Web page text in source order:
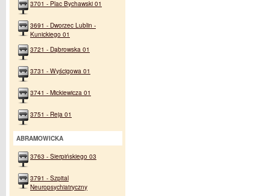
3701 - Plac Bychawski 01
3691 - Dworzec Lublin -
Kunickiego 01
3721 - Dąbrowska 01
3731 - Wyścigowa 01
3741 - Mickiewicza 01
3751 - Reja 01
ABRAMOWICKA
3763 - Sierpińskiego 03
3791 - Szpital
Neuropsychiatryczny